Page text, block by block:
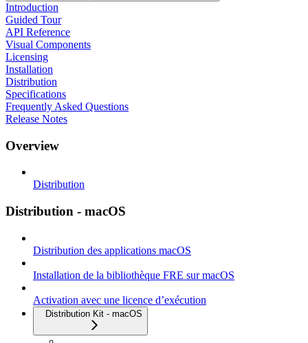
Introduction
Guided Tour
API Reference
Visual Components
Licensing
Installation
Distribution
Specifications
Frequently Asked Questions
Release Notes
Overview
Distribution
Distribution - macOS
Distribution des applications macOS
Installation de la bibliothèque FRE sur macOS
Activation avec une licence d’exécution
Distribution Kit - macOS